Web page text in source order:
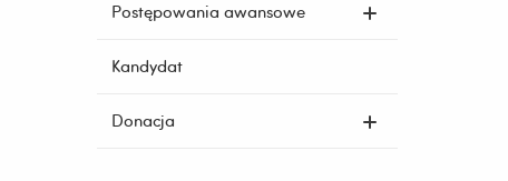
Postępowania awansowe
Kandydat
Donacja